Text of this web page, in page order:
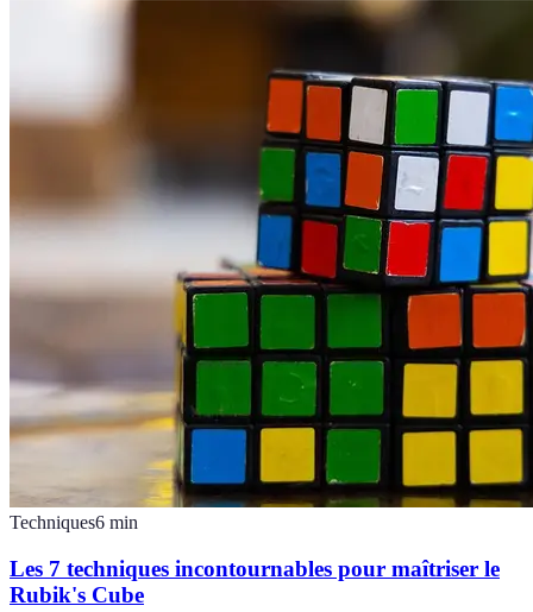
Techniques6 min
Les 7 techniques incontournables pour maîtriser le
Rubik's Cube